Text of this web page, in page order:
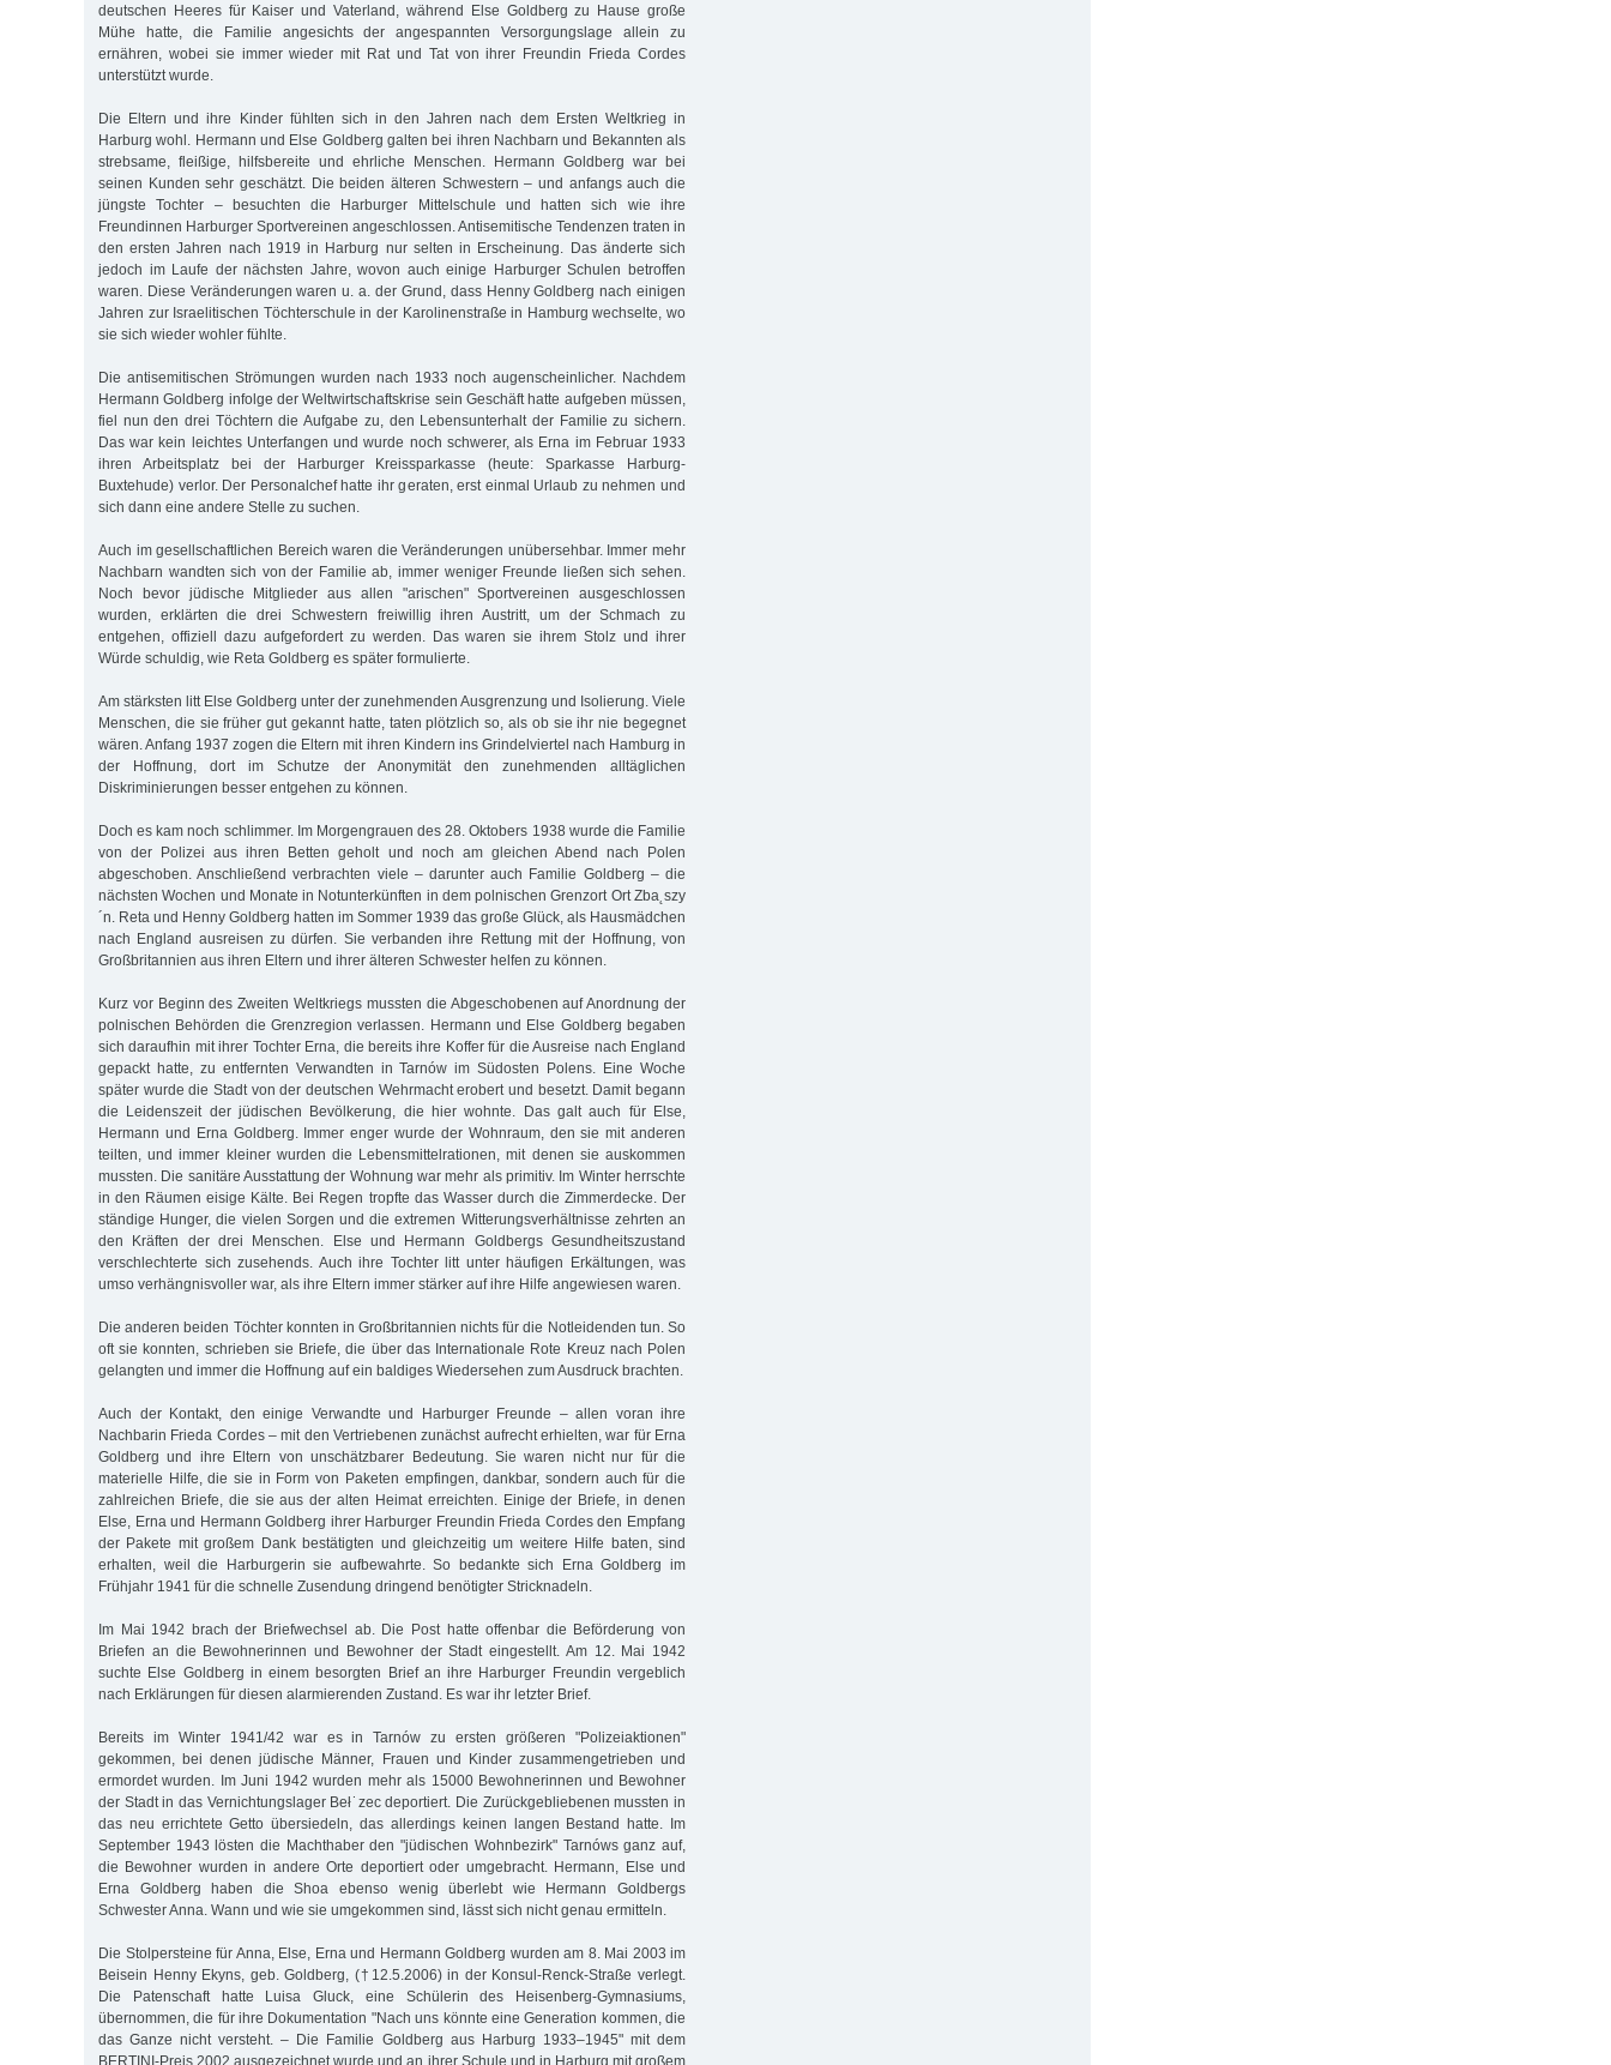
deutschen Heeres für Kaiser und Vaterland, während Else Goldberg zu Hause große
Mühe hatte, die Familie angesichts der angespannten Versorgungslage allein zu
ernähren, wobei sie immer wieder mit Rat und Tat von ihrer Freundin Frieda Cordes
unterstützt wurde.
Die Eltern und ihre Kinder fühlten sich in den Jahren nach dem Ersten Weltkrieg in
Harburg wohl. Hermann und Else Goldberg galten bei ihren Nachbarn und Bekannten als
strebsame, fleißige, hilfsbereite und ehrliche Menschen. Hermann Goldberg war bei
seinen Kunden sehr geschätzt. Die beiden älteren Schwestern – und anfangs auch die
jüngste Tochter – besuchten die Harburger Mittelschule und hatten sich wie ihre
Freundinnen Harburger Sportvereinen angeschlossen. Antisemitische Tendenzen traten in
den ersten Jahren nach 1919 in Harburg nur selten in Erscheinung. Das änderte sich
jedoch im Laufe der nächsten Jahre, wovon auch einige Harburger Schulen betroffen
waren. Diese Veränderungen waren u. a. der Grund, dass Henny Goldberg nach einigen
Jahren zur Israelitischen Töchterschule in der Karolinenstraße in Hamburg wechselte, wo
sie sich wieder wohler fühlte.
Die antisemitischen Strömungen wurden nach 1933 noch augenscheinlicher. Nachdem
Hermann Goldberg infolge der Weltwirtschaftskrise sein Geschäft hatte aufgeben müssen,
fiel nun den drei Töchtern die Aufgabe zu, den Lebensunterhalt der Familie zu sichern.
Das war kein leichtes Unterfangen und wurde noch schwerer, als Erna im Februar 1933
ihren Arbeitsplatz bei der Harburger Kreissparkasse (heute: Sparkasse Harburg-
Buxtehude) verlor. Der Personalchef hatte ihr geraten, erst einmal Urlaub zu nehmen und
sich dann eine andere Stelle zu suchen.
Auch im gesellschaftlichen Bereich waren die Veränderungen unübersehbar. Immer mehr
Nachbarn wandten sich von der Familie ab, immer weniger Freunde ließen sich sehen.
Noch bevor jüdische Mitglieder aus allen "arischen" Sportvereinen ausgeschlossen
wurden, erklärten die drei Schwestern freiwillig ihren Austritt, um der Schmach zu
entgehen, offiziell dazu aufgefordert zu werden. Das waren sie ihrem Stolz und ihrer
Würde schuldig, wie Reta Goldberg es später formulierte.
Am stärksten litt Else Goldberg unter der zunehmenden Ausgrenzung und Isolierung. Viele
Menschen, die sie früher gut gekannt hatte, taten plötzlich so, als ob sie ihr nie begegnet
wären. Anfang 1937 zogen die Eltern mit ihren Kindern ins Grindelviertel nach Hamburg in
der Hoffnung, dort im Schutze der Anonymität den zunehmenden alltäglichen
Diskriminierungen besser entgehen zu können.
Doch es kam noch schlimmer. Im Morgengrauen des 28. Oktobers 1938 wurde die Familie
von der Polizei aus ihren Betten geholt und noch am gleichen Abend nach Polen
abgeschoben. Anschließend verbrachten viele – darunter auch Familie Goldberg – die
nächsten Wochen und Monate in Notunterkünften in dem polnischen Grenzort Ort Zba˛szy
´n. Reta und Henny Goldberg hatten im Sommer 1939 das große Glück, als Hausmädchen
nach England ausreisen zu dürfen. Sie verbanden ihre Rettung mit der Hoffnung, von
Großbritannien aus ihren Eltern und ihrer älteren Schwester helfen zu können.
Kurz vor Beginn des Zweiten Weltkriegs mussten die Abgeschobenen auf Anordnung der
polnischen Behörden die Grenzregion verlassen. Hermann und Else Goldberg begaben
sich daraufhin mit ihrer Tochter Erna, die bereits ihre Koffer für die Ausreise nach England
gepackt hatte, zu entfernten Verwandten in Tarnów im Südosten Polens. Eine Woche
später wurde die Stadt von der deutschen Wehrmacht erobert und besetzt. Damit begann
die Leidenszeit der jüdischen Bevölkerung, die hier wohnte. Das galt auch für Else,
Hermann und Erna Goldberg. Immer enger wurde der Wohnraum, den sie mit anderen
teilten, und immer kleiner wurden die Lebensmittelrationen, mit denen sie auskommen
mussten. Die sanitäre Aus­stattung der Wohnung war mehr als primitiv. Im Winter herrschte
in den Räumen eisige Kälte. Bei Regen tropfte das Wasser durch die Zimmerdecke. Der
ständige Hunger, die vielen Sorgen und die extremen Witterungsverhältnisse zehrten an
den Kräften der drei Menschen. Else und Hermann Goldbergs Gesundheitszustand
verschlechterte sich zusehends. Auch ihre Tochter litt unter häufigen Erkältungen, was
umso verhängnisvoller war, als ihre Eltern immer stärker auf ihre Hilfe angewiesen waren.
Die anderen beiden Töchter konnten in Großbritannien nichts für die Notleidenden tun. So
oft sie konnten, schrieben sie Briefe, die über das Internationale Rote Kreuz nach Polen
gelangten und immer die Hoffnung auf ein baldiges Wiedersehen zum Ausdruck brachten.
Auch der Kontakt, den einige Verwandte und Harburger Freunde – allen voran ihre
Nachbarin Frieda Cordes – mit den Vertriebenen zunächst aufrecht erhielten, war für Erna
Goldberg und ihre Eltern von unschätzbarer Bedeutung. Sie waren nicht nur für die
materielle Hilfe, die sie in Form von Paketen empfingen, dankbar, sondern auch für die
zahlreichen Briefe, die sie aus der alten Heimat erreichten. Einige der Briefe, in denen
Else, Erna und Hermann Goldberg ihrer Harburger Freundin Frieda Cordes den Empfang
der Pakete mit großem Dank bestätigten und gleichzeitig um weitere Hilfe baten, sind
erhalten, weil die Harburgerin sie aufbewahrte. So bedankte sich Erna Goldberg im
Frühjahr 1941 für die schnelle Zusendung dringend benötigter Stricknadeln.
Im Mai 1942 brach der Briefwechsel ab. Die Post hatte offenbar die Beförderung von
Briefen an die Bewohnerinnen und Bewohner der Stadt eingestellt. Am 12. Mai 1942
suchte Else Goldberg in einem besorgten Brief an ihre Harburger Freundin ver­geblich
nach Erklärungen für diesen alarmierenden Zustand. Es war ihr letzter Brief.
Bereits im Winter 1941/42 war es in Tar­nów zu ersten größeren "Polizeiaktionen"
gekommen, bei denen jüdische Männer, Frauen und Kinder zusammengetrieben und
ermordet wurden. Im Juni 1942 wurden mehr als 15000 Bewohnerinnen und Bewohner
der Stadt in das Vernichtungslager Beł˙zec deportiert. Die Zurückgebliebenen mussten in
das neu errichtete Getto übersiedeln, das allerdings keinen langen Bestand hatte. Im
September 1943 lösten die Machthaber den "jüdischen Wohnbezirk" Tarnóws ganz auf,
die Bewohner wurden in andere Orte deportiert oder umgebracht. Hermann, Else und
Erna Goldberg haben die Shoa ebenso wenig überlebt wie Hermann Goldbergs
Schwester Anna. Wann und wie sie umgekommen sind, lässt sich nicht genau ermitteln.
Die Stolpersteine für Anna, Else, Erna und Hermann Goldberg wurden am 8. Mai 2003 im
Beisein Henny Ekyns, geb. Goldberg, (†12.5.2006) in der Konsul-Renck-Straße verlegt.
Die Patenschaft hatte Luisa Gluck, eine Schüle­rin des Heisenberg-Gymnasiums,
übernommen, die für ihre Dokumentation "Nach uns könnte eine Generation kommen, die
das Ganze nicht versteht. – Die Familie Goldberg aus Harburg 1933–1945" mit dem
BERTINI-Preis 2002 ausgezeichnet wurde und an ihrer Schule und in Harburg mit großem